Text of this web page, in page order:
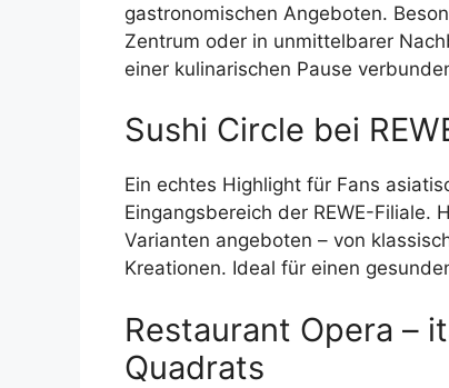
gastronomischen Angeboten.
Zentrum oder in unmittelbarer
einer kulinarischen Pause
Sushi Circle bei
Ein echtes Highlight für Fans
Eingangsbereich der REWE-Filiale.
Varianten angeboten – von
Kreationen. Ideal für einen
Restaurant Opera –
Quadrats